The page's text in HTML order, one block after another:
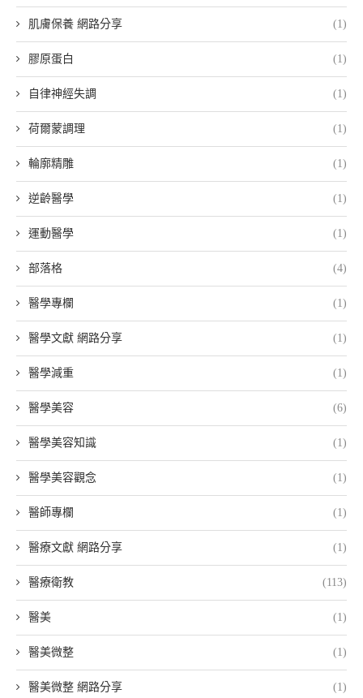
肌膚保養 網路分享 (1)
膠原蛋白 (1)
自律神經失調 (1)
荷爾蒙調理 (1)
輪廓精雕 (1)
逆齡醫學 (1)
運動醫學 (1)
部落格 (4)
醫學專欄 (1)
醫學文獻 網路分享 (1)
醫學減重 (1)
醫學美容 (6)
醫學美容知識 (1)
醫學美容觀念 (1)
醫師專欄 (1)
醫療文獻 網路分享 (1)
醫療衛教 (113)
醫美 (1)
醫美微整 (1)
醫美微整 網路分享 (1)